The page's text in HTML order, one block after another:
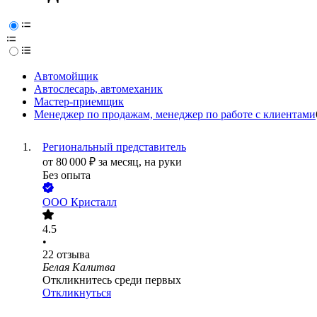
Автомойщик
Автослесарь, автомеханик
Мастер-приемщик
Менеджер по продажам, менеджер по работе с клиентами
Региональный представитель
от 80 000 ₽ за месяц, на руки
Без опыта
ООО Кристалл
4.5
•
22 отзыва
Белая Калитва
Откликнитесь среди первых
Откликнуться